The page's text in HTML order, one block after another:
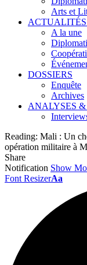
Arts et
A la une
DOSSIERS
Enquête
Archives
ANALYSES
Reading: Mali : Un
opération militaire à
Share
Notification Show
Font ResizerAa